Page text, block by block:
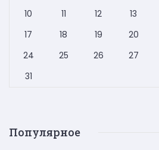
10
11 12 13
17
18 19 20
24
25 26 27
31
Популярное